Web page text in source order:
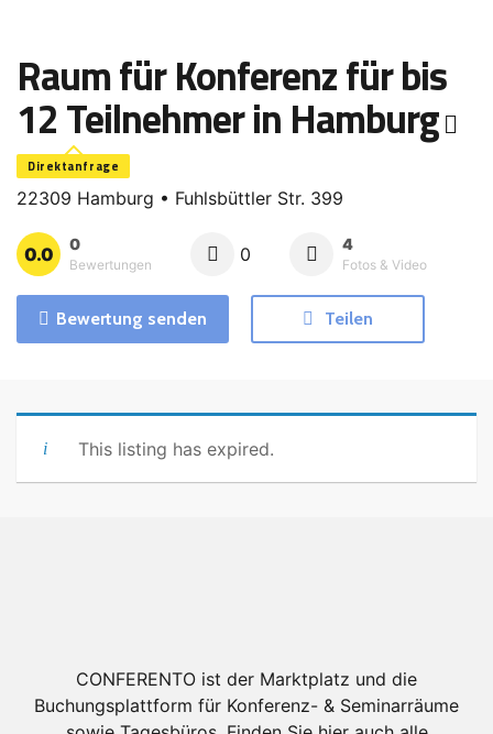
Raum für Konferenz für bis
12 Teilnehmer in Hamburg
Direktanfrage
22309 Hamburg • Fuhlsbüttler Str. 399
0.0 0
Bewertungen 0 4
Fotos & Video
Bewertung senden Teilen
This listing has expired.
CONFERENTO ist der Marktplatz und die
Buchungsplattform für Konferenz- & Seminarräume